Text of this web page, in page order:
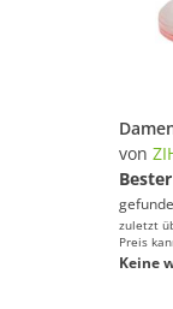
von
zuletzt
Preis
Keine